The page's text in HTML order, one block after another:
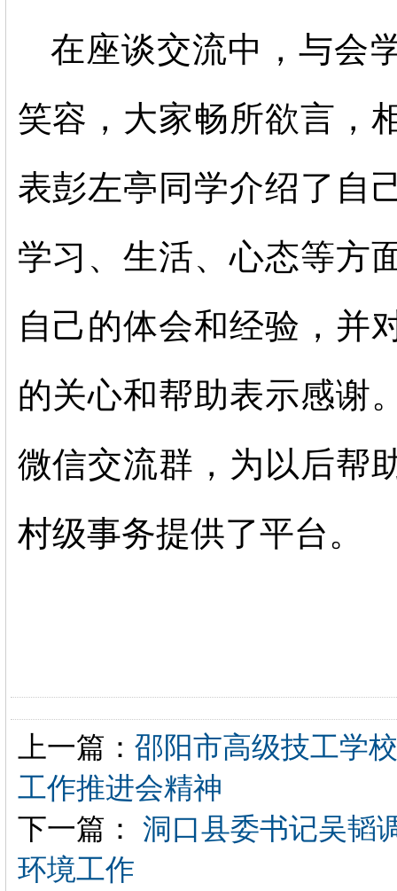
在座谈交流中，与会
笑容，大家畅所欲言，
表彭左亭同学介绍了自
学习、生活、心态等方
自己的体会和经验，并
的关心和帮助表示感谢
微信交流群，为以后帮
村级事务提供了平台。
上一篇： 邵阳市高级技工学
工作推进会精神
下一篇：
洞口县委书记吴韬
环境工作